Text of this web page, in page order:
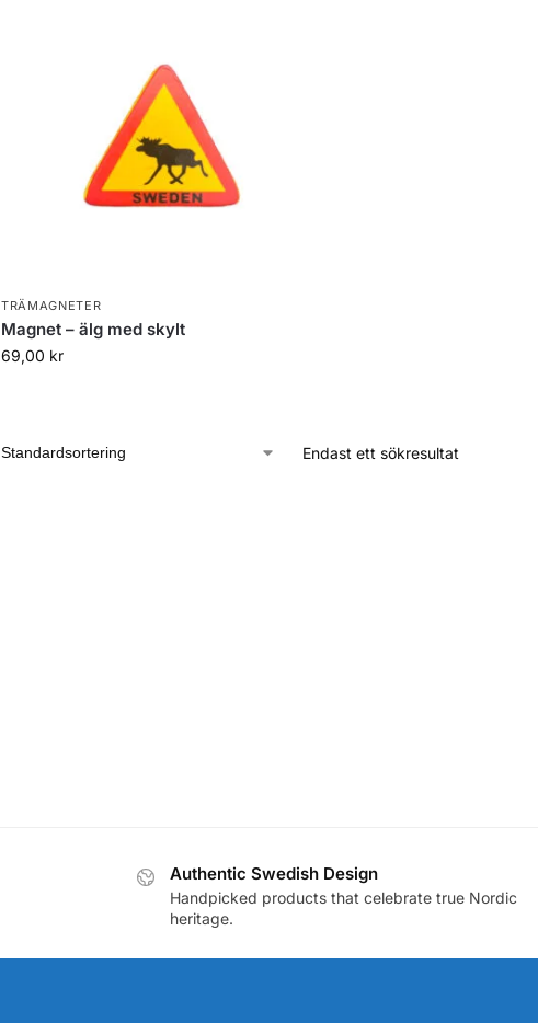
TRÄMAGNETER
Magnet – älg med skylt
69,00 kr
Endast ett sökresultat
Authentic Swedish Design
Handpicked products that celebrate true Nordic
heritage.